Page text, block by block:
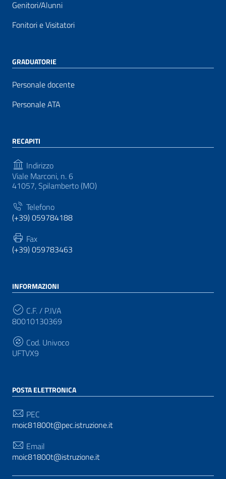
Genitori/Alunni
Fonitori e Visitatori
GRADUATORIE
Personale docente
Personale ATA
RECAPITI
Indirizzo
Viale Marconi, n. 6
41057, Spilamberto (MO)
Telefono
(+39) 059784188
Fax
(+39) 059783463
INFORMAZIONI
C.F. / P.IVA
80010130369
Cod. Univoco
UFTVX9
POSTA ELETTRONICA
PEC
moic81800t@pec.istruzione.it
Email
moic81800t@istruzione.it